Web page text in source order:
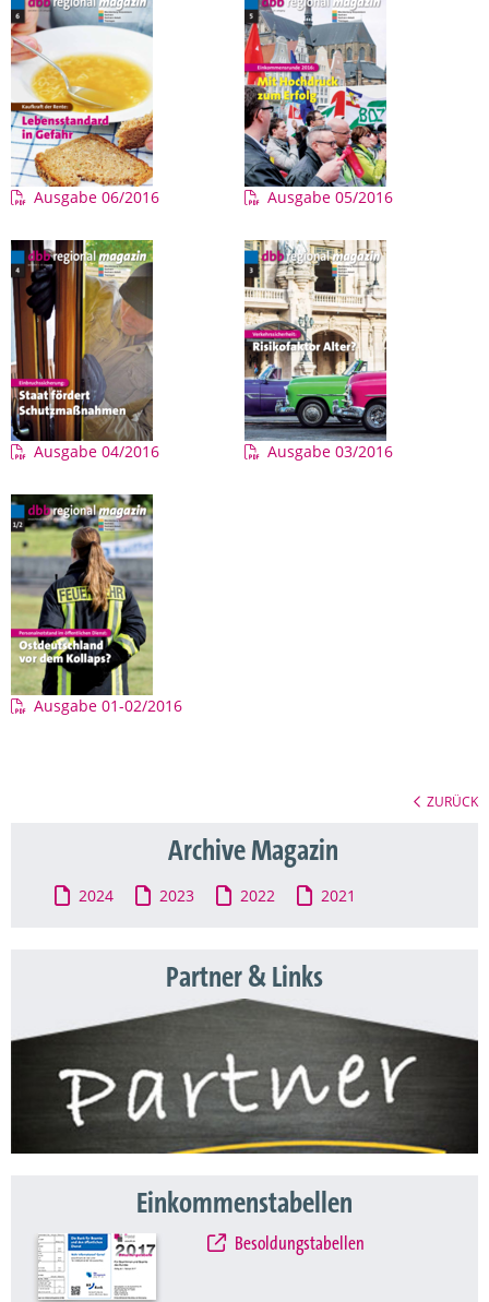
Ausgabe 06/2016 Ausgabe 05/2016
Ausgabe 04/2016 Ausgabe 03/2016
Ausgabe 01-02/2016
ZURÜCK
Archive Magazin
2024 2023 2022 2021
Partner & Links
Einkommenstabellen
Besoldungstabellen